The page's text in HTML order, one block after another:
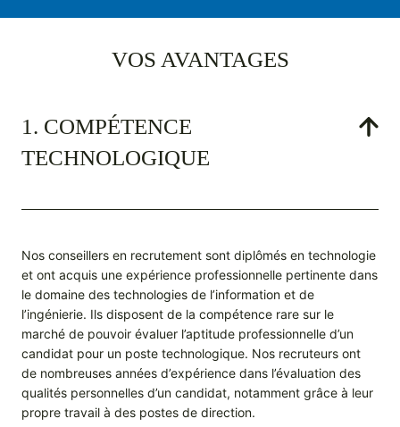
VOS AVANTAGES
1. COMPÉTENCE
TECHNOLOGIQUE
Nos conseillers en recrutement sont diplômés en technologie
et ont acquis une expérience professionnelle pertinente dans
le domaine des technologies de l’information et de
l’ingénierie. Ils disposent de la compétence rare sur le
marché de pouvoir évaluer l’aptitude professionnelle d’un
candidat pour un poste technologique. Nos recruteurs ont
de nombreuses années d’expérience dans l’évaluation des
qualités personnelles d’un candidat, notamment grâce à leur
propre travail à des postes de direction.